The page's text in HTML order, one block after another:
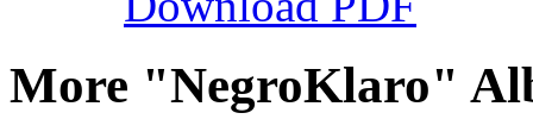
More "NegroKlaro"